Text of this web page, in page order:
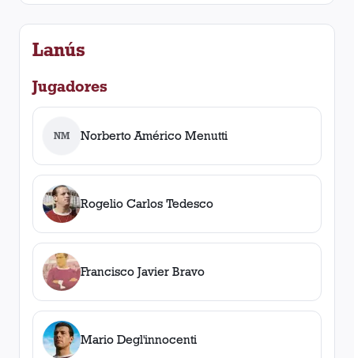
Lanús
Jugadores
NM Norberto Américo Menutti
Rogelio Carlos Tedesco
Francisco Javier Bravo
Mario Degl'innocenti